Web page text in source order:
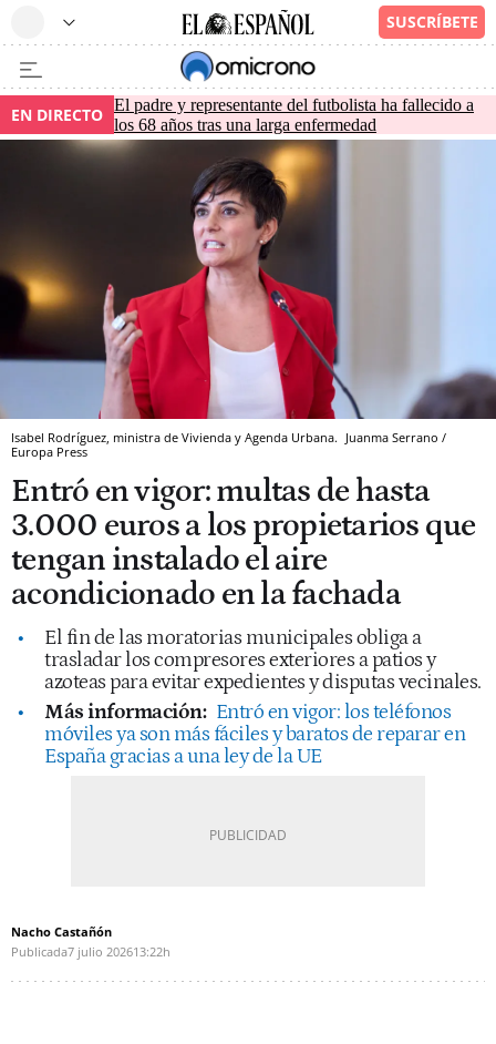
EN DIRECTO El padre y representante del futbolista ha fallecido a
los 68 años tras una larga enfermedad
Isabel Rodríguez, ministra de Vivienda y Agenda Urbana. Juanma Serrano /
Europa Press
Entró en vigor: multas de hasta
3.000 euros a los propietarios que
tengan instalado el aire
acondicionado en la fachada
El fin de las moratorias municipales obliga a
trasladar los compresores exteriores a patios y
azoteas para evitar expedientes y disputas vecinales.
Más información: Entró en vigor: los teléfonos
móviles ya son más fáciles y baratos de reparar en
España gracias a una ley de la UE
Nacho Castañón
Publicada7 julio 202613:22h